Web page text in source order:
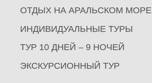
ОТДЫХ НА АРАЛЬСКОМ МОРЕ
ИНДИВИДУАЛЬНЫЕ ТУРЫ
ТУР 10 ДНЕЙ – 9 НОЧЕЙ
ЭКСКУРСИОННЫЙ ТУР